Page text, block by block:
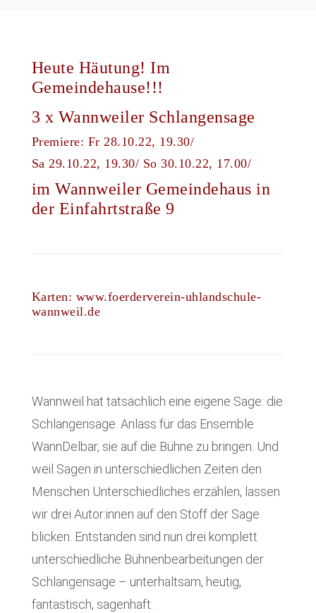
Heute Häutung! Im
Gemeindehause!!!
3 x Wannweiler Schlangensage
Premiere: Fr 28.10.22, 19.30/
Sa 29.10.22, 19.30/ So 30.10.22, 17.00/
im Wannweiler Gemeindehaus in
der Einfahrtstraße 9
Karten: www.foerderverein-uhlandschule-
wannweil.de
Wannweil hat tatsächlich eine eigene Sage: die
Schlangensage. Anlass für das Ensemble
WannDelbar, sie auf die Bühne zu bringen. Und
weil Sagen in unterschiedlichen Zeiten den
Menschen Unterschiedliches erzählen, lassen
wir drei Autor:innen auf den Stoff der Sage
blicken. Entstanden sind nun drei komplett
unterschiedliche Bühnenbearbeitungen der
Schlangensage – unterhaltsam, heutig,
fantastisch, sagenhaft.